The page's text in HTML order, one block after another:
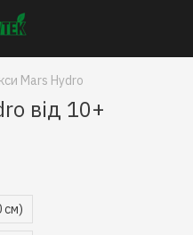
Mars Hydro
від 10+
см)